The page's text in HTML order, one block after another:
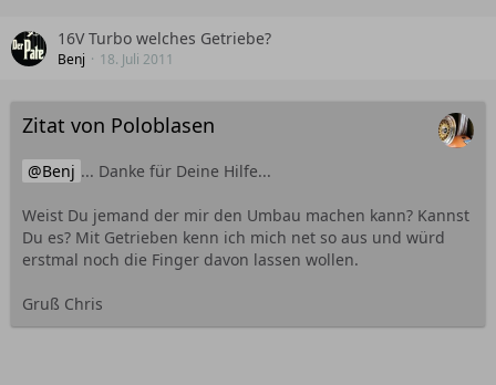
16V Turbo welches Getriebe?
Benj 18. Juli 2011
Zitat von Poloblasen
Benj ... Danke für Deine Hilfe...
Weist Du jemand der mir den Umbau machen kann? Kannst
Du es? Mit Getrieben kenn ich mich net so aus und würd
erstmal noch die Finger davon lassen wollen.
Gruß Chris